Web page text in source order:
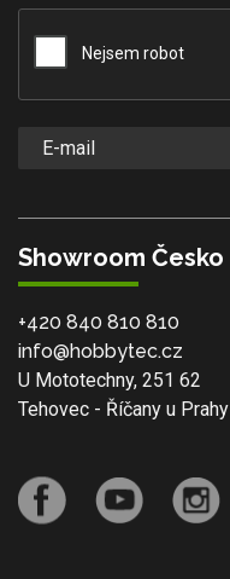
Showroom Česko
+420 840 810 810
info@hobbytec.cz
U Mototechny, 251 62
Tehovec - Říčany u Prahy